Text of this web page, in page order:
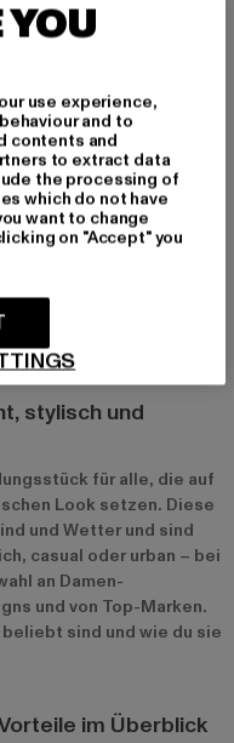
EUR Preis: 49,99 EUR
stylisch und
für alle, die auf
Look setzen. Diese
und Wetter und sind
casual oder urban – bei
an Damen-
und von Top-Marken.
sind und wie du sie
im Überblick
use experience,
and to
contents and
to extract data
the processing of
which do not have
want to change
on "Accept" you